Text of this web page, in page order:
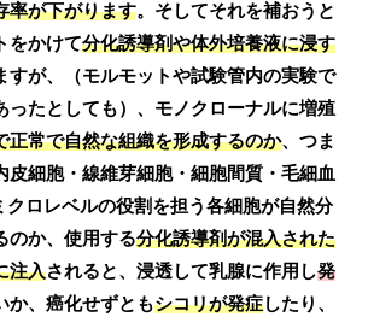
率が下がります。そしてそれを補おうと
をかけて分化誘導剤や体外培養液に浸す
すが、（モルモットや試験管内の実験で
ったとしても）、モノクローナルに増殖
正常で自然な組織を形成するのか、つま
皮細胞・線維芽細胞・細胞間質・毛細血
ロレベルの役割を担う各細胞が自然分
のか、使用する分化誘導剤が混入された
注入されると、浸透して乳腺に作用し発
か、癌化せずともシコリが発症したり、